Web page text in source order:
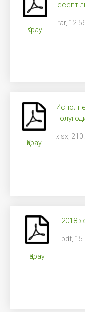
Қарау
rar,
Қарау
xlsx,
Қарау
2018
pdf,